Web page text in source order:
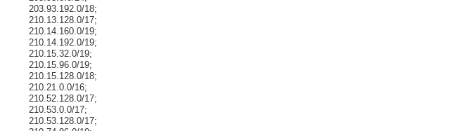
203.93.192.0/18;
210.13.128.0/17;
210.14.160.0/19;
210.14.192.0/19;
210.15.32.0/19;
210.15.96.0/19;
210.15.128.0/18;
210.21.0.0/16;
210.52.128.0/17;
210.53.0.0/17;
210.53.128.0/17;